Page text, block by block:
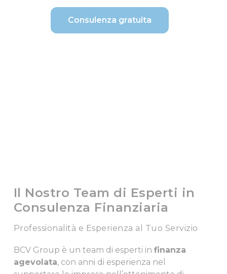
Consulenza gratuita
Il Nostro Team di Esperti in
Consulenza Finanziaria
Professionalità e Esperienza al Tuo Servizio
BCV Group è un team di esperti in finanza
agevolata, con anni di esperienza nel